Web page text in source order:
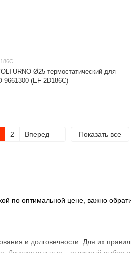
по оптимальной цене, важно
и долговечности. Для их
Ø25 термостатический для
9661300 (EF-2D186C)
2 Вперед Показать все